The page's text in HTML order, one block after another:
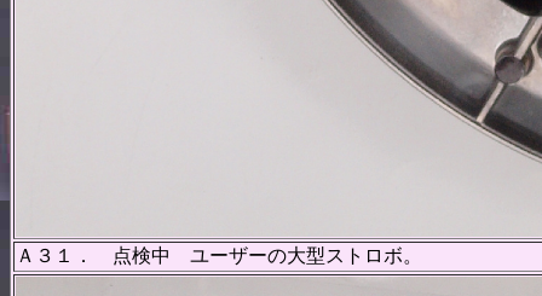
Ａ３１． 点検中 ユーザーの大型ストロボ。